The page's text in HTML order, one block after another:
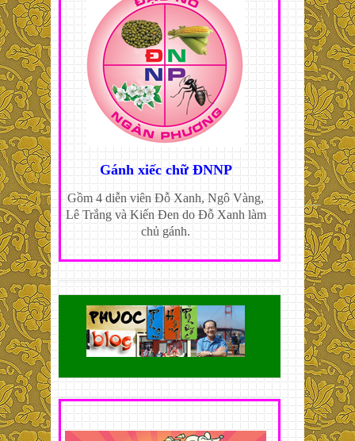
Gánh xiếc chữ ĐNNP
Gồm 4 diễn viên Đỗ Xanh, Ngô Vàng,
Lê Trắng và Kiến Đen do Đỗ Xanh làm
chủ gánh.